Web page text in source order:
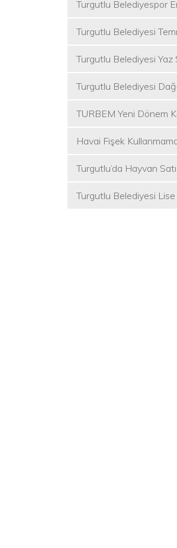
Turgutlu Belediyespor
Turgutlu Belediyesi
Turgutlu Belediyesi Yaz
Turgutlu Belediyesi
Düzenledi
TURBEM Yeni Dönem
Havai Fişek
Akın Oldu
Turgutlu’da Hayvan
Turgutlu Belediyesi Lise